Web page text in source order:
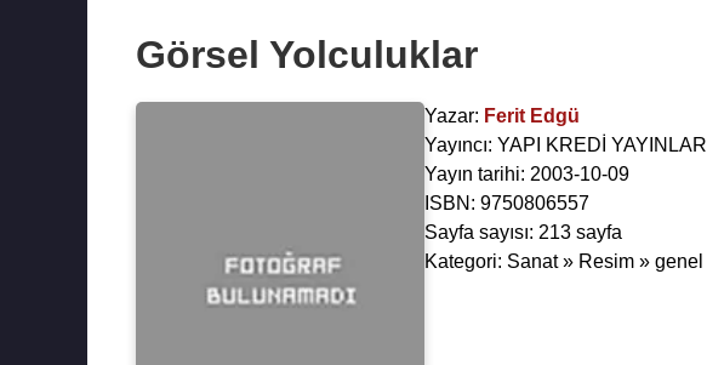
Görsel Yolculuklar
Yazar: Ferit Edgü
Yayıncı: YAPI KREDİ YAYINLARI
Yayın tarihi: 2003-10-09
ISBN: 9750806557
Sayfa sayısı: 213 sayfa
Kategori: Sanat » Resim » genel